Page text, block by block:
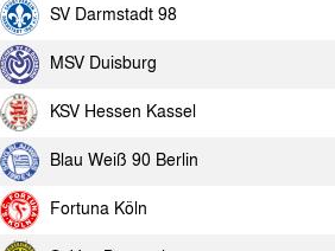
Aachen
Aachen
SV Darmstadt 98
MSV Duisburg
KSV Hessen Kassel
Blau Weiß 90 Berlin
Fortuna Köln